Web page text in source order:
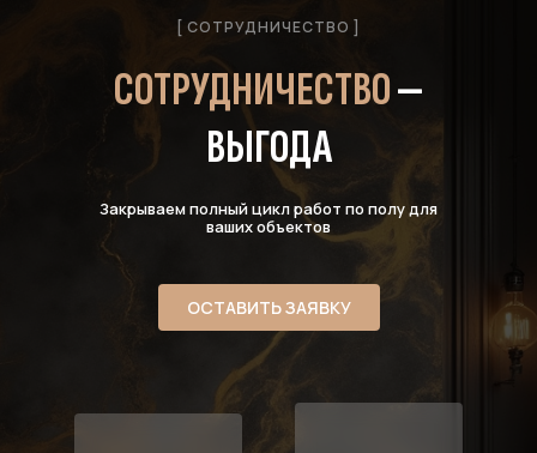
[ СОТРУДНИЧЕСТВО ]
СОТРУДНИЧЕСТВО—
ВЫГОДА
Закрываем полный цикл работ по полу для
ваших объектов
ОСТАВИТЬ ЗАЯВКУ